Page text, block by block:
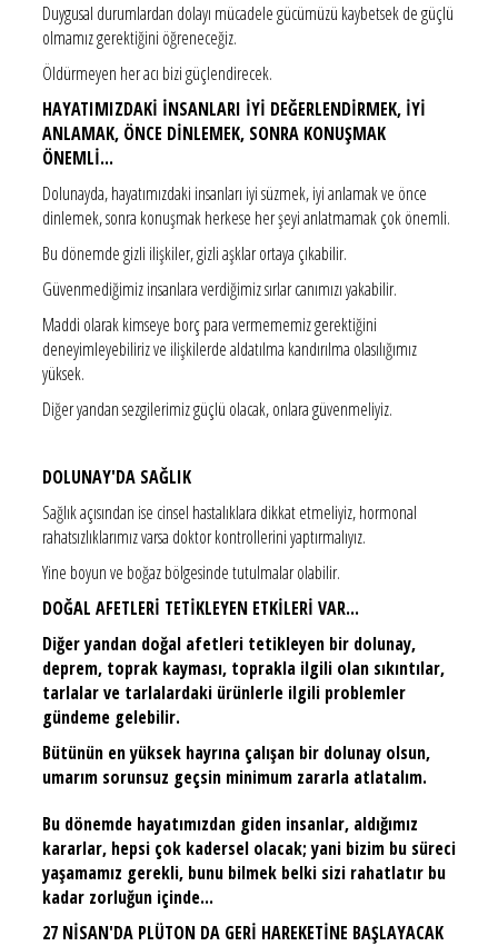
Duygusal durumlardan dolayı mücadele gücümüzü kaybetsek de güçlü
olmamız gerektiğini öğreneceğiz.
Öldürmeyen her acı bizi güçlendirecek.
HAYATIMIZDAKİ İNSANLARI İYİ DEĞERLENDİRMEK, İYİ
ANLAMAK, ÖNCE DİNLEMEK, SONRA KONUŞMAK
ÖNEMLİ...
Dolunayda, hayatımızdaki insanları iyi süzmek, iyi anlamak ve önce
dinlemek, sonra konuşmak herkese her şeyi anlatmamak çok önemli.
Bu dönemde gizli ilişkiler, gizli aşklar ortaya çıkabilir.
Güvenmediğimiz insanlara verdiğimiz sırlar canımızı yakabilir.
Maddi olarak kimseye borç para vermememiz gerektiğini
deneyimleyebiliriz ve ilişkilerde aldatılma kandırılma olasılığımız
yüksek.
Diğer yandan sezgilerimiz güçlü olacak, onlara güvenmeliyiz.
DOLUNAY'DA SAĞLIK
Sağlık açısından ise cinsel hastalıklara dikkat etmeliyiz, hormonal
rahatsızlıklarımız varsa doktor kontrollerini yaptırmalıyız.
Yine boyun ve boğaz bölgesinde tutulmalar olabilir.
DOĞAL AFETLERİ TETİKLEYEN ETKİLERİ VAR...
Diğer yandan doğal afetleri tetikleyen bir dolunay,
deprem, toprak kayması, toprakla ilgili olan sıkıntılar,
tarlalar ve tarlalardaki ürünlerle ilgili problemler
gündeme gelebilir.
Bütünün en yüksek hayrına çalışan bir dolunay olsun,
umarım sorunsuz geçsin minimum zararla atlatalım.
Bu dönemde hayatımızdan giden insanlar, aldığımız
kararlar, hepsi çok kadersel olacak; yani bizim bu süreci
yaşamamız gerekli, bunu bilmek belki sizi rahatlatır bu
kadar zorluğun içinde...
27 NİSAN'DA PLÜTON DA GERİ HAREKETİNE BAŞLAYACAK